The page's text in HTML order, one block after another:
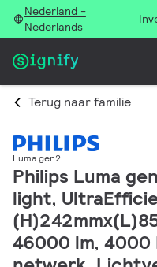
Nederland -
Nederlands
Terug naar familie
Luma gen2
Philips Luma
light,
46000 lm, 4000